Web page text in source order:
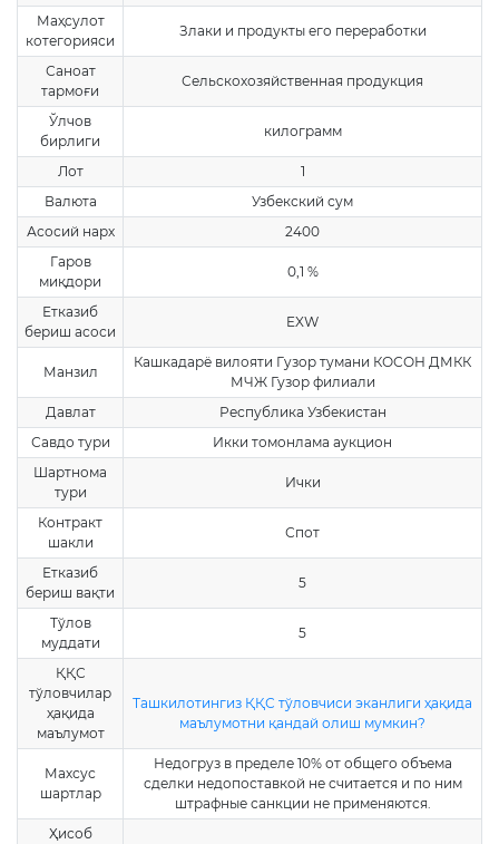
Маҳсулот
котегорияси
Злаки и продукты его переработки
Саноат
тармоғи
Сельскохозяйственная продукция
Ўлчов
бирлиги
килограмм
Лот
1
Валюта
Узбекский сум
Асосий нарх
2400
Гаров
миқдори
0,1 %
Етказиб
бериш асоси
EXW
Манзил
Кашкадарё вилояти Гyзop тумани КОСОН ДМКК
МЧЖ Гузор филиали
Давлат
Республика Узбекистан
Савдо тури
Икки томонлама аукцион
Шартнома
тури
Ички
Контракт
шакли
Спот
Етказиб
бериш вақти
5
Тўлов
муддати
5
ҚҚС
тўловчилар
ҳақида
маълумот
Ташкилотингиз ҚҚС тўловчиси эканлиги ҳақида
маълумотни қандай олиш мумкин?
Махсус
шартлар
Недогруз в пределе 10% от общего объема
сделки недопоставкой не считается и по ним
штрафные санкции не применяются.
Ҳисоб